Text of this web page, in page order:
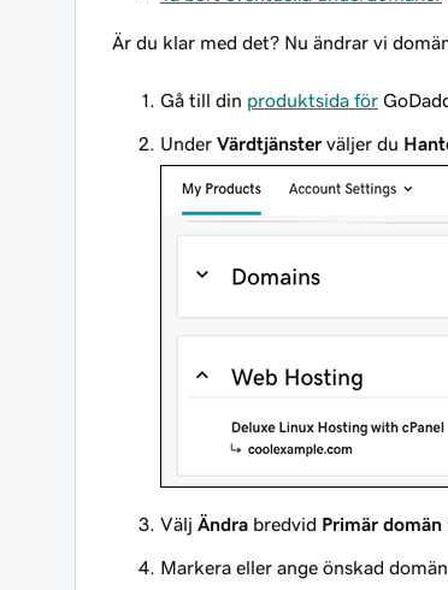
Är du klar med det? Nu ändrar vi
Gå till din produktsida för
Under Värdtjänster väljer du
Välj Ändra bredvid Primär domän
Markera eller ange önskad